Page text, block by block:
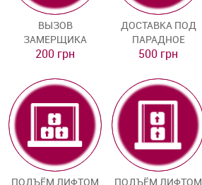
ВЫЗОВ
ЗАМЕРЩИКА
200 грн
ДОСТАВКА ПОД
ПАРАДНОЕ
500 грн
ПОДЪЁМ ЛИФТОМ
ПОДЪЁМ ЛИФТОМ